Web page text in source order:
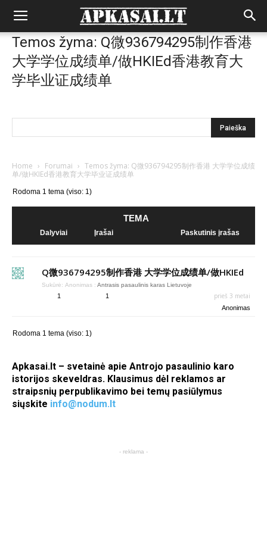
Temos žyma: Q微936794295制作香港
大学学位成绩单/做HKIEd香港教育大
学毕业证成绩单
Home › Forumai › Temos žyma: Q微936794295制作香港 大学学位成绩
单/做HKIEd香港教育大学毕业证成绩单
Rodoma 1 tema (viso: 1)
TEMA
Dalyviai Įrašai Paskutinis įrašas
Q微936794295制作香港 大学学位成绩单/做HKIEd
Sukūrė: Anonimas : Antrasis pasaulinis karas Lietuvoje
1 1 prieš 3 metai
Anonimas
Rodoma 1 tema (viso: 1)
Apkasai.lt – svetainė apie Antrojo pasaulinio karo
istorijos skeveldras. Klausimus dėl reklamos ar
straipsnių perpublikavimo bei temų pasiūlymus
siųskite info@nodum.lt
- reklama -